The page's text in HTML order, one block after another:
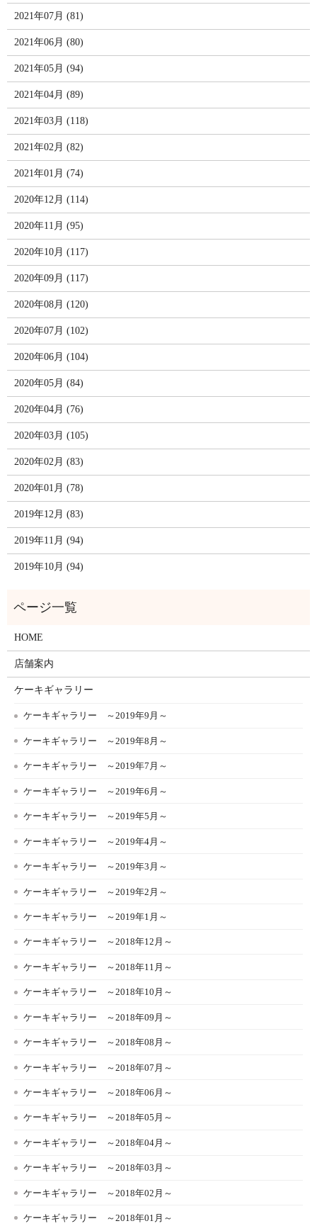
2021年07月 (81)
2021年06月 (80)
2021年05月 (94)
2021年04月 (89)
2021年03月 (118)
2021年02月 (82)
2021年01月 (74)
2020年12月 (114)
2020年11月 (95)
2020年10月 (117)
2020年09月 (117)
2020年08月 (120)
2020年07月 (102)
2020年06月 (104)
2020年05月 (84)
2020年04月 (76)
2020年03月 (105)
2020年02月 (83)
2020年01月 (78)
2019年12月 (83)
2019年11月 (94)
2019年10月 (94)
HOME
店舗案内
ケーキギャラリー
ケーキギャラリー ～2019年9月～
ケーキギャラリー ～2019年8月～
ケーキギャラリー ～2019年7月～
ケーキギャラリー ～2019年6月～
ケーキギャラリー ～2019年5月～
ケーキギャラリー ～2019年4月～
ケーキギャラリー ～2019年3月～
ケーキギャラリー ～2019年2月～
ケーキギャラリー ～2019年1月～
ケーキギャラリー ～2018年12月～
ケーキギャラリー ～2018年11月～
ケーキギャラリー ～2018年10月～
ケーキギャラリー ～2018年09月～
ケーキギャラリー ～2018年08月～
ケーキギャラリー ～2018年07月～
ケーキギャラリー ～2018年06月～
ケーキギャラリー ～2018年05月～
ケーキギャラリー ～2018年04月～
ケーキギャラリー ～2018年03月～
ケーキギャラリー ～2018年02月～
ケーキギャラリー ～2018年01月～